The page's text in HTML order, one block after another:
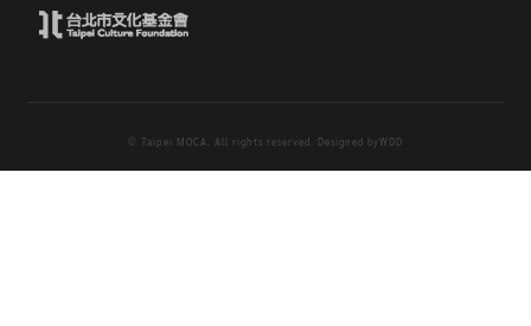
© Taipei MOCA. All rights reserved. Designed byWDD